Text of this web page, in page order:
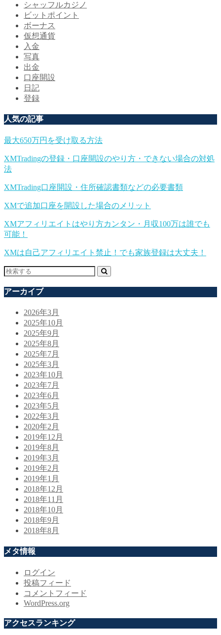
シャッフルカジノ
ビットポイント
ボーナス
仮想通貨
入金
写真
出金
口座開設
日記
登録
人気の記事
最大650万円を受け取る方法
XMTradingの登録・口座開設のやり方・できない場合の対処
法
XMTrading口座開設・住所確認書類などの必要書類
XMで追加口座を開設した場合のメリット
XMアフィリエイトはやり方カンタン・月収100万は誰でも
可能！
XMは自己アフィリエイト禁止！でも家族登録は大丈夫！
アーカイブ
2026年3月
2025年10月
2025年9月
2025年8月
2025年7月
2025年3月
2023年10月
2023年7月
2023年6月
2023年5月
2022年3月
2020年2月
2019年12月
2019年8月
2019年3月
2019年2月
2019年1月
2018年12月
2018年11月
2018年10月
2018年9月
2018年8月
メタ情報
ログイン
投稿フィード
コメントフィード
WordPress.org
アクセスランキング